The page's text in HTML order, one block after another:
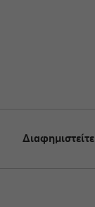
Διαφημιστείτε